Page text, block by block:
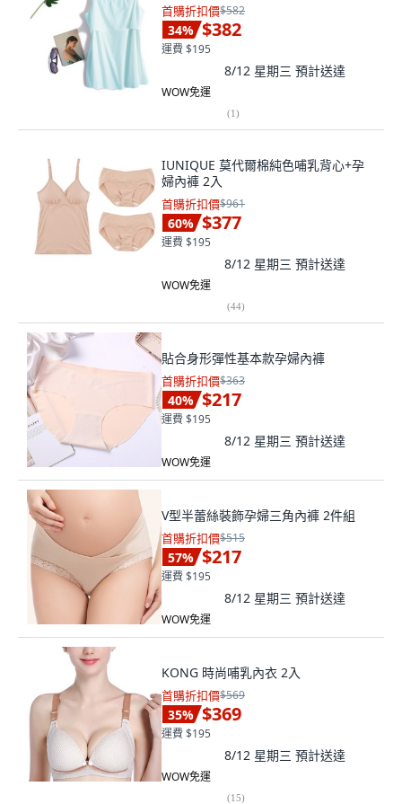
首購折扣價$582
34% $382
運費 $195
8/12 星期三 預計送達
WOW免運
(1)
IUNIQUE 莫代爾棉純色哺乳背心+孕
婦內褲 2入
首購折扣價$961
60% $377
運費 $195
8/12 星期三 預計送達
WOW免運
(44)
貼合身形彈性基本款孕婦內褲
首購折扣價$363
40% $217
運費 $195
8/12 星期三 預計送達
WOW免運
V型半蕾絲裝飾孕婦三角內褲 2件組
首購折扣價$515
57% $217
運費 $195
8/12 星期三 預計送達
WOW免運
KONG 時尚哺乳內衣 2入
首購折扣價$569
35% $369
運費 $195
8/12 星期三 預計送達
WOW免運
(15)